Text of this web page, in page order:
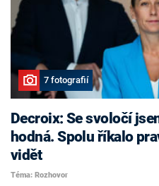
7 fotografií
Decroix: Se svoločí
hodná. Spolu říkalo
vidět
Téma: Rozhovor